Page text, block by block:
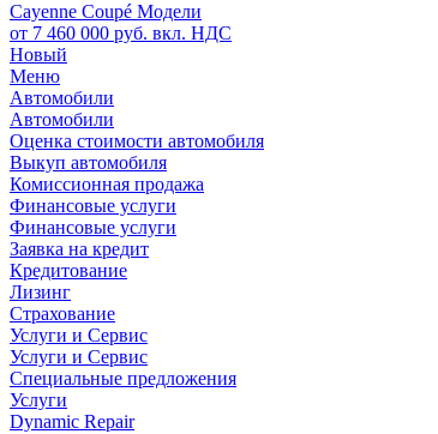
Cayenne Coupé Модели
от 7 460 000 руб. вкл. НДС
Новый
Меню
Автомобили
Автомобили
Оценка стоимости автомобиля
Выкуп автомобиля
Комиссионная продажа
Финансовые услуги
Финансовые услуги
Заявка на кредит
Кредитование
Лизинг
Страхование
Услуги и Сервис
Услуги и Сервис
Специальные предложения
Услуги
Dynamic Repair